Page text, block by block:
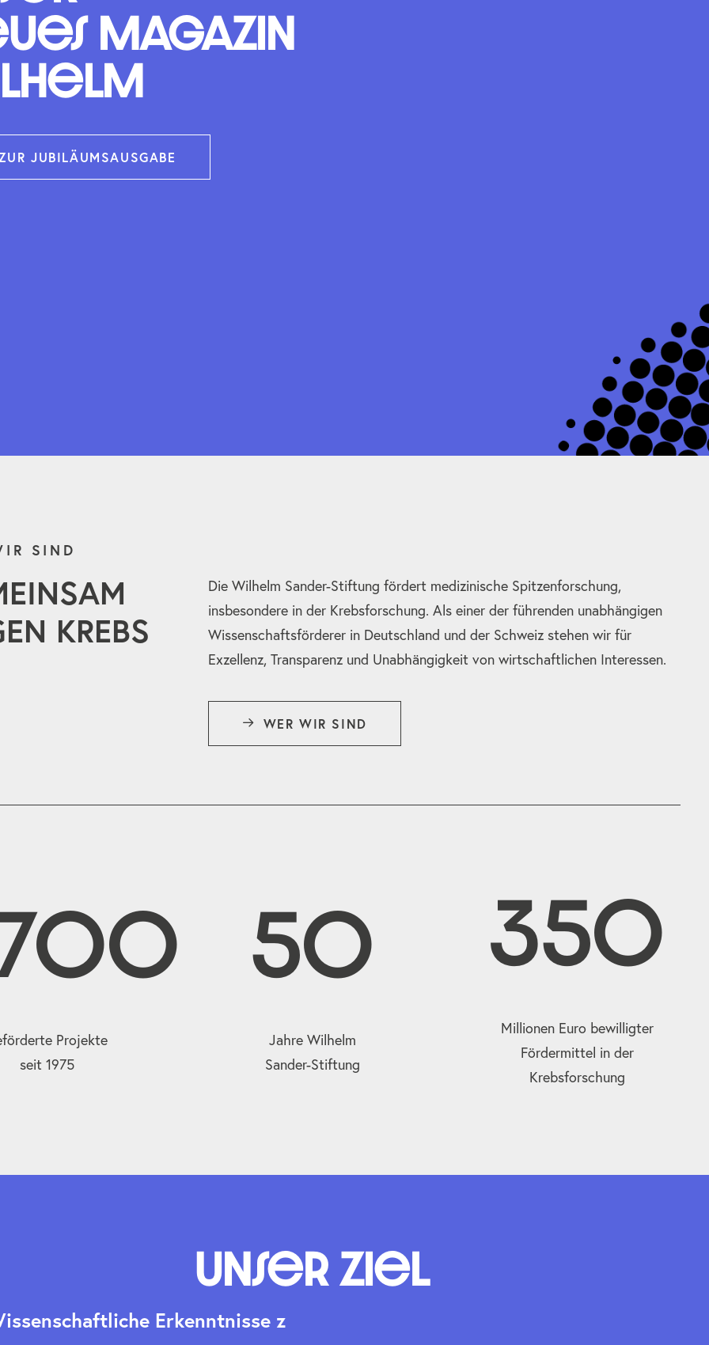
Magazin
JUBILÄUMSAUSGABE
SIND
KREBS
Die Wilhelm Sander-Stiftung fördert medizinische Spitzenforschung,
insbesondere in der Krebsforschung. Als einer der führenden unabhängigen
Wissenschaftsförderer in Deutschland und der Schweiz stehen wir für
Exzellenz, Transparenz und Unabhängigkeit von wirtschaftlichen Interessen.
WER WIR SIND
Projekte
seit 1975
50
Jahre Wilhelm
Sander-Stiftung
350
Millionen Euro bewilligter
Fördermittel in der
Krebsforschung
Unser Ziel
issenschaftliche Erkenntnisse z